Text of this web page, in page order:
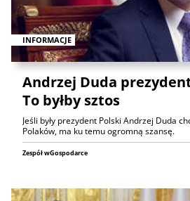
INFORMACJE
Andrzej Duda
To byłby sztos
Jeśli były prezydent Polski Andrzej Duda
Polaków, ma ku temu ogromną szansę.
Zespół wGospodarce